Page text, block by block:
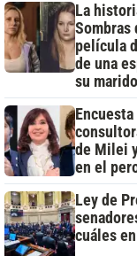
La
Sombras
película
de una
su marido
de Milei
en el
Ley de
cuáles